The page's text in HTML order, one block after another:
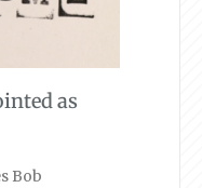
as
Bob